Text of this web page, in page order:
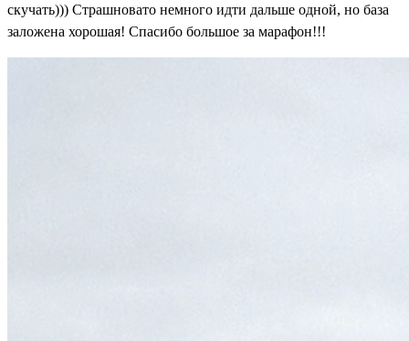
скучать))) Страшновато немного идти дальше одной, но база
заложена хорошая! Спасибо большое за марафон!!!